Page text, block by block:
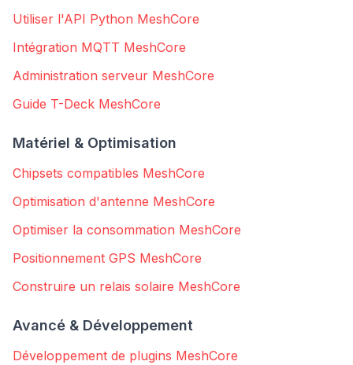
Utiliser l'API Python MeshCore
Intégration MQTT MeshCore
Administration serveur MeshCore
Guide T-Deck MeshCore
Matériel & Optimisation
Chipsets compatibles MeshCore
Optimisation d'antenne MeshCore
Optimiser la consommation MeshCore
Positionnement GPS MeshCore
Construire un relais solaire MeshCore
Avancé & Développement
Développement de plugins MeshCore